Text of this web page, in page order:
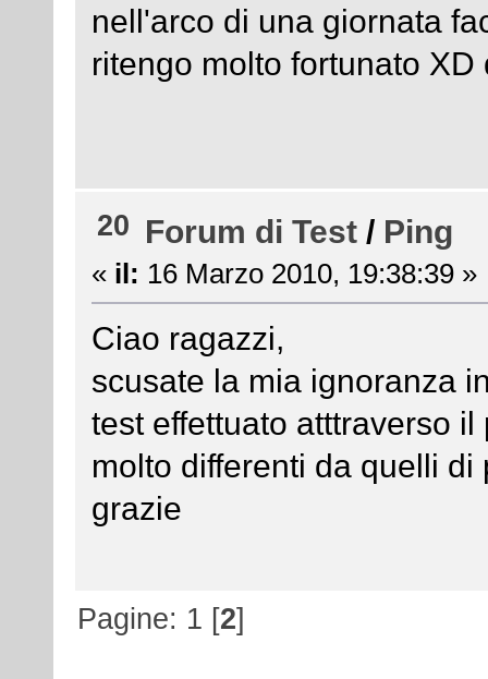
nell'arco di una giornata
ritengo molto fortunato
20 Forum di Test / Ping
« il: 16 Marzo 2010, 19:38:39 »
Ciao ragazzi,
scusate la mia ignoranza
test effettuato atttraverso
molto differenti da quelli di
grazie
Pagine: 1 [2]